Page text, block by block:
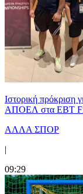
Ιστορική πρόκριση
ΑΠΟΕΛ στα EBT
ΑΛΛΑ ΣΠΟΡ
|
09:29